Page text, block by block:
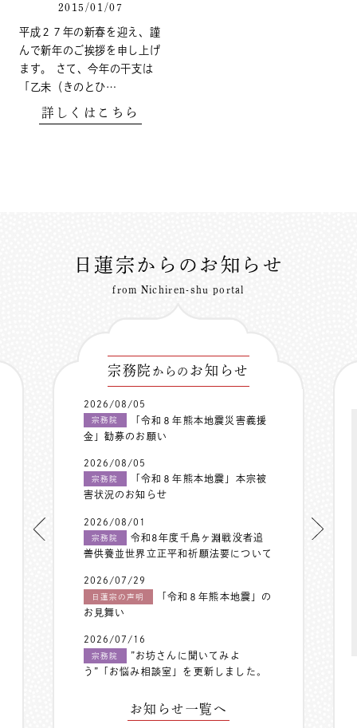
2015/01/07
平成２７年の新春を迎え、謹
んで新年のご挨拶を申し上げ
ます。 さて、今年の干支は
「乙未（きのとひ…
詳しくはこちら
日蓮宗からのお知らせ
from Nichiren-shu portal
宗務院 からの お知らせ
2026/08/05
宗務院
「令和８年熊本地震災害義援
金」勧募のお願い
2026/08/05
宗務院
「令和８年熊本地震」本宗被
害状況のお知らせ
2026/08/01
宗務院
令和8年度千鳥ヶ淵戦没者追
善供養並世界立正平和祈願法要について
2026/07/29
日蓮宗の声明
「令和８年熊本地震」の
お見舞い
2026/07/16
宗務院
”お坊さんに聞いてみよ
う”「お悩み相談室」を更新しました。
お知らせ一覧へ